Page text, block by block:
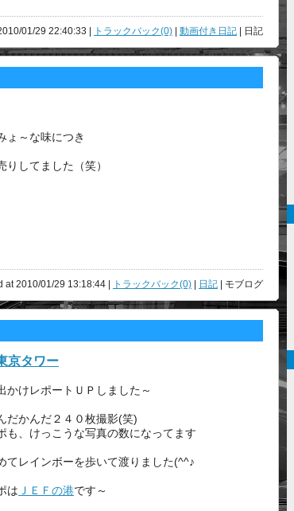
01/29 22:40:33 | トラックバック(0) 動画付き日記 | 日記
ょ～な味につき
りしてました（笑）
at 2010/01/29 13:18:44 | トラックバック(0) 日記 | モブログ
京タワー
かけレポートＵＰしました～
だかんだ２４０枚撮影(笑)
も、けっこうな写真の数になってます
てレインボーを歩いて渡りました(^^♪
は ＪＥＦの港です～